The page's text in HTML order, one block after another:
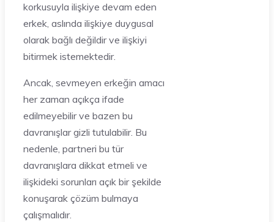
korkusuyla ilişkiye devam eden
erkek, aslında ilişkiye duygusal
olarak bağlı değildir ve ilişkiyi
bitirmek istemektedir.
Ancak, sevmeyen erkeğin amacı
her zaman açıkça ifade
edilmeyebilir ve bazen bu
davranışlar gizli tutulabilir. Bu
nedenle, partneri bu tür
davranışlara dikkat etmeli ve
ilişkideki sorunları açık bir şekilde
konuşarak çözüm bulmaya
çalışmalıdır.